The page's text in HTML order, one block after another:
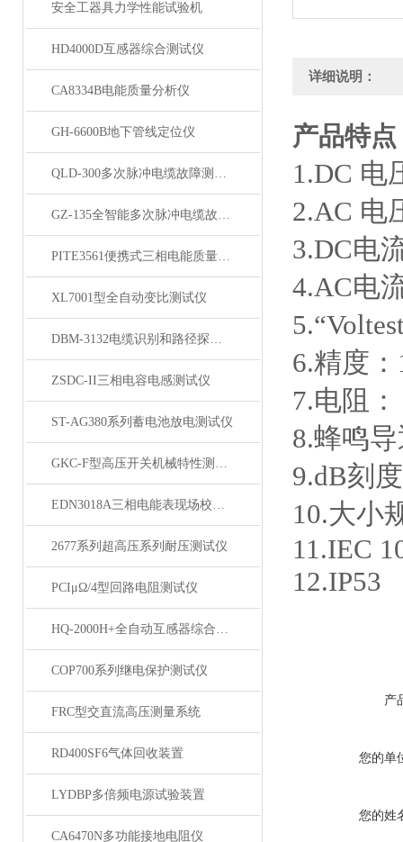
安全工器具力学性能试验机
HD4000D互感器综合测试仪
CA8334B电能质量分析仪
GH-6600B地下管线定位仪
QLD-300多次脉冲电缆故障测试仪
GZ-135全智能多次脉冲电缆故障测试仪
PITE3561便携式三相电能质量分析仪
XL7001型全自动变比测试仪
DBM-3132电缆识别和路径探测仪
ZSDC-II三相电容电感测试仪
ST-AG380系列蓄电池放电测试仪
GKC-F型高压开关机械特性测试仪
EDN3018A三相电能表现场校验仪
2677系列超高压系列耐压测试仪
PCIμΩ/4型回路电阻测试仪
HQ-2000H+全自动互感器综合测试仪
COP700系列继电保护测试仪
FRC型交直流高压测量系统
RD400SF6气体回收装置
LYDBP多倍频电源试验装置
CA6470N多功能接地电阻仪
详细说明：
产品特点
1.DC 电
2.AC 电
3.DC电
4.AC电
6.精度
7.电阻
8.蜂鸣
9.dB刻
10.大小
11.IEC
12.IP53
产
您的单
您的姓